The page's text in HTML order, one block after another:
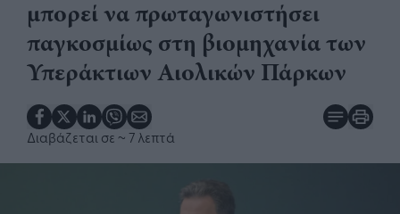
μπορεί να πρωταγωνιστήσει
παγκοσμίως στη βιομηχανία των
Υπεράκτιων Αιολικών Πάρκων
Διαβάζεται σε ~ 7 λεπτά